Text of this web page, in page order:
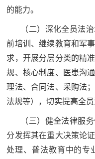
的能力。
（二）深化全员法
前培训、继续教育和军
求，开展分层分类的精
规、核心制度、医患沟
理法、合同法、采购法
法规等），切实提高全
（三）健全法律服
分发挥其在重大决策论
处理、普法教育中的专